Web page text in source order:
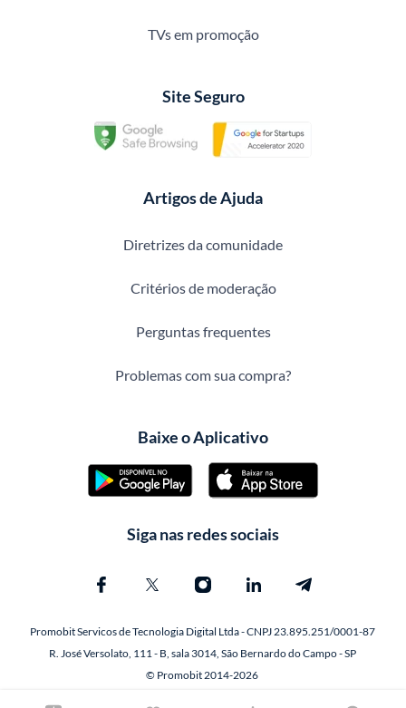
TVs em promoção
Site Seguro
Artigos de Ajuda
Diretrizes da comunidade
Critérios de moderação
Perguntas frequentes
Problemas com sua compra?
Baixe o Aplicativo
Siga nas redes sociais
Promobit Servicos de Tecnologia Digital Ltda - CNPJ 23.895.251/0001-87
R. José Versolato, 111 - B, sala 3014, São Bernardo do Campo - SP
© Promobit 2014-2026